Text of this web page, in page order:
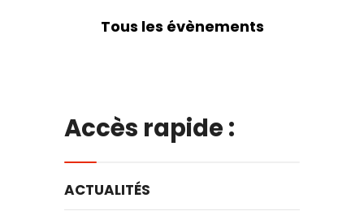
Tous les évènements
Accès rapide :
ACTUALITÉS